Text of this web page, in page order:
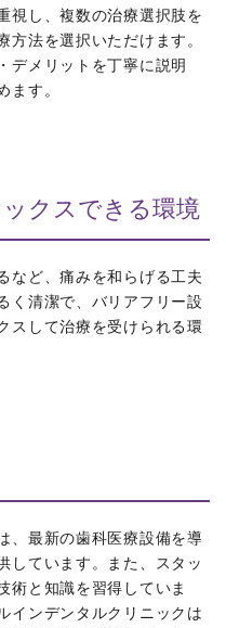
視し、複数の治療選択肢を
方法を選択いただけます。
デメリットを丁寧に説明
ます。
クスできる環境
など、痛みを和らげる工夫
く清潔で、バリアフリー設
スして治療を受けられる環
、最新の歯科医療設備を導
しています。また、スタッ
術と知識を習得していま
インデンタルクリニックは